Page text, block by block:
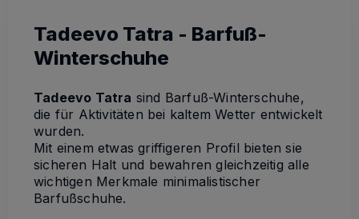
Tadeevo Tatra - Barfuß-
Winterschuhe
Tadeevo Tatra sind Barfuß-Winterschuhe,
die für Aktivitäten bei kaltem Wetter entwickelt
wurden.
Mit einem etwas griffigeren Profil bieten sie
sicheren Halt und bewahren gleichzeitig alle
wichtigen Merkmale minimalistischer
Barfußschuhe.